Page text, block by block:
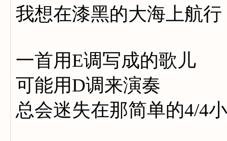
我想在漆黑的大海上航行
一首用E调写成的歌儿
可能用D调来演奏
总会迷失在那简单的4/4